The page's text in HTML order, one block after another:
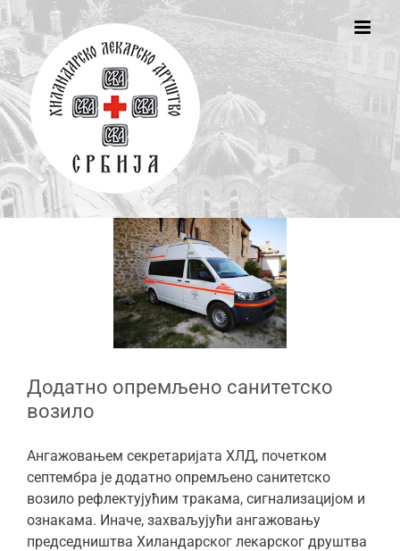
Skip
to
content
Додатно опремљено санитетско
возило
Ангажовањем секретаријата ХЛД, почетком
септембра је додатно опремљено санитетско
возило рефлектујућим тракама, сигнализацијом и
ознакама. Иначе, захваљујући ангажовању
председништва Хиландарског лекарског друштва